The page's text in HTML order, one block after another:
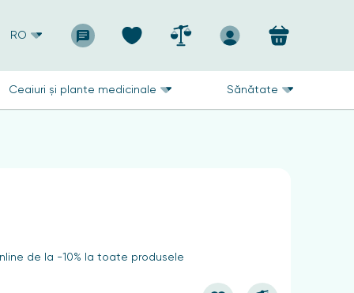
RO
Ceaiuri și plante medicinale Sănătate
de la -10% la toate produsele